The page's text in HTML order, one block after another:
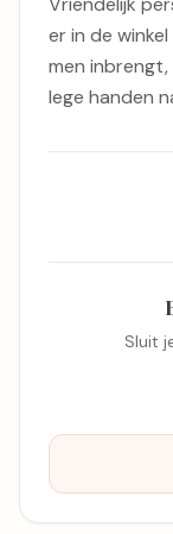
er in de
men
lege handen
Sluit